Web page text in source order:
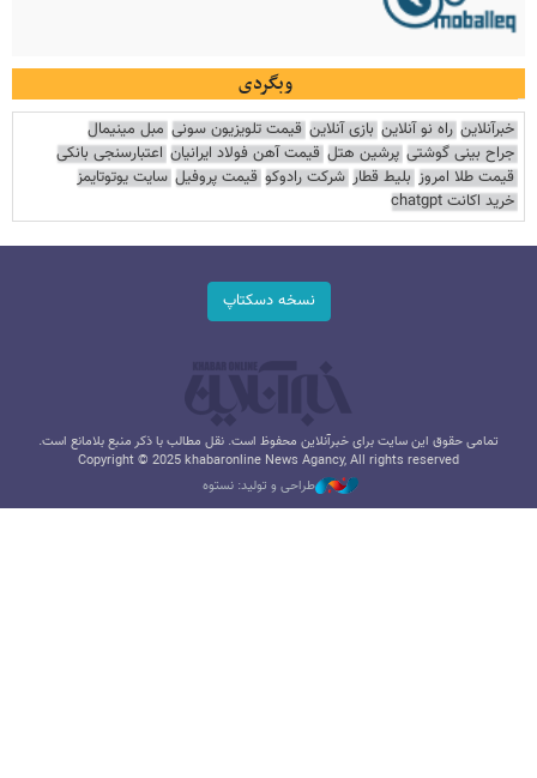
وبگردی
خبرآنلاین راه نو آنلاین بازی آنلاین قیمت تلویزیون سونی مبل مینیمال
جراح بینی گوشتی پرشین هتل قیمت آهن فولاد ایرانیان اعتبارسنجی بانکی
قیمت طلا امروز بلیط قطار شرکت رادوکو قیمت پروفیل سایت یوتوتایمز
خرید اکانت chatgpt
نسخه دسکتاپ
تمامی حقوق این سایت برای خبرآنلاین محفوظ است. نقل مطالب با ذکر منبع بلامانع است.
Copyright © 2025 khabaronline News Agancy, All rights reserved
طراحی و تولید: نستوه